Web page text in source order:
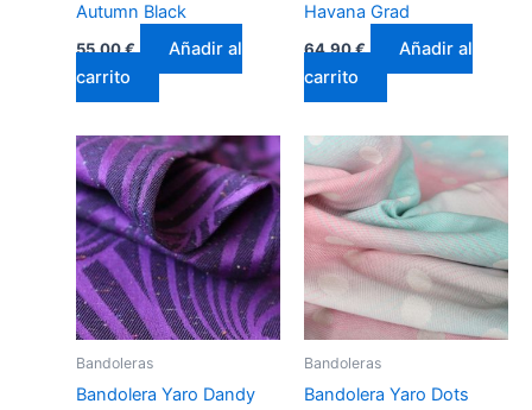
Autumn Black
55,00€
Añadir al
carrito
Havana Grad
64,90€
Añadir al
carrito
Bandoleras
Bandolera Yaro Dandy
Bandoleras
Bandolera Yaro Dots